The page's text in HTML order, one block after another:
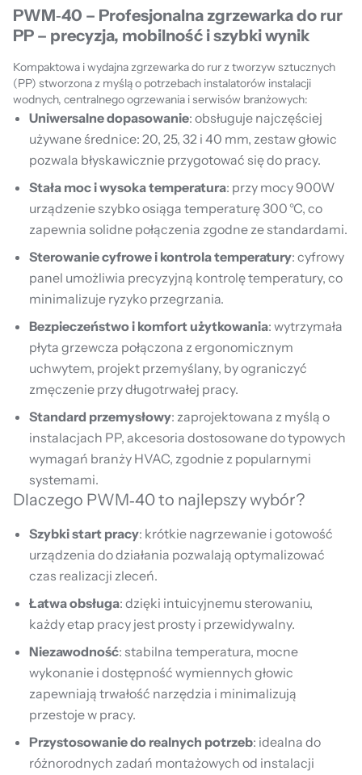
PWM‑40 – Profesjonalna zgrzewarka do rur
PP – precyzja, mobilność i szybki wynik
Kompaktowa i wydajna zgrzewarka do rur z tworzyw sztucznych
(PP) stworzona z myślą o potrzebach instalatorów instalacji
wodnych, centralnego ogrzewania i serwisów branżowych:
Uniwersalne dopasowanie: obsługuje najczęściej
używane średnice: 20, 25, 32 i 40 mm, zestaw głowic
pozwala błyskawicznie przygotować się do pracy.
Stała moc i wysoka temperatura: przy mocy 900W
urządzenie szybko osiąga temperaturę 300 °C, co
zapewnia solidne połączenia zgodne ze standardami.
Sterowanie cyfrowe i kontrola temperatury: cyfrowy
panel umożliwia precyzyjną kontrolę temperatury, co
minimalizuje ryzyko przegrzania.
Bezpieczeństwo i komfort użytkowania: wytrzymała
płyta grzewcza połączona z ergonomicznym
uchwytem, projekt przemyślany, by ograniczyć
zmęczenie przy długotrwałej pracy.
Standard przemysłowy: zaprojektowana z myślą o
instalacjach PP, akcesoria dostosowane do typowych
wymagań branży HVAC, zgodnie z popularnymi
systemami.
Dlaczego PWM‑40 to najlepszy wybór?
Szybki start pracy: krótkie nagrzewanie i gotowość
urządzenia do działania pozwalają optymalizować
czas realizacji zleceń.
Łatwa obsługa: dzięki intuicyjnemu sterowaniu,
każdy etap pracy jest prosty i przewidywalny.
Niezawodność: stabilna temperatura, mocne
wykonanie i dostępność wymiennych głowic
zapewniają trwałość narzędzia i minimalizują
przestoje w pracy.
Przystosowanie do realnych potrzeb: idealna do
różnorodnych zadań montażowych od instalacji